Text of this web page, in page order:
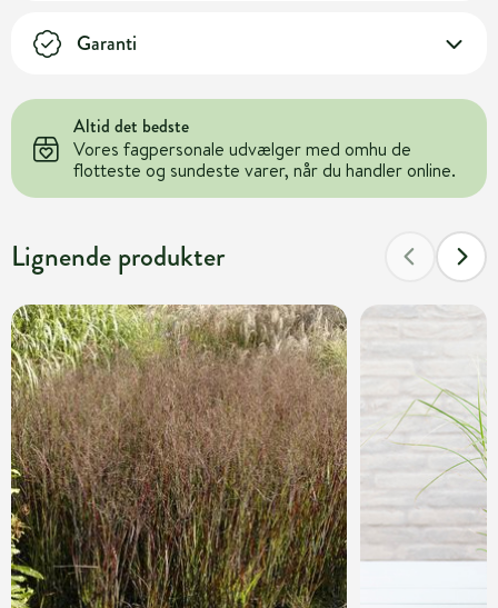
Garanti
Altid det bedste
Vores fagpersonale udvælger med omhu de
flotteste og sundeste varer, når du handler online.
Lignende produkter